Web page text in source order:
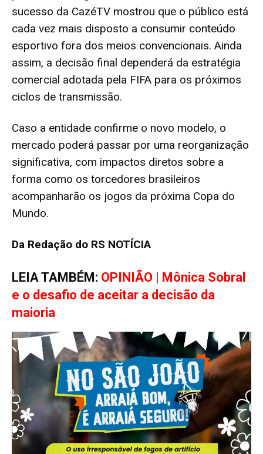
sucesso da CazéTV mostrou que o público está
cada vez mais disposto a consumir conteúdo
esportivo fora dos meios convencionais. Ainda
assim, a decisão final dependerá da estratégia
comercial adotada pela FIFA para os próximos
ciclos de transmissão.
Caso a entidade confirme o novo modelo, o
mercado poderá passar por uma reorganização
significativa, com impactos diretos sobre a
forma como os torcedores brasileiros
acompanharão os jogos da próxima Copa do
Mundo.
Da Redação do RS NOTÍCIA
LEIA TAMBÉM: OPINIÃO | Mônica Sobral
e o desafio de aceitar a decisão da
maioria